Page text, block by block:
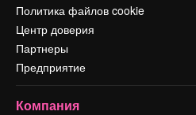
Политика файлов cookie
Центр доверия
Партнеры
Предприятие
Компания